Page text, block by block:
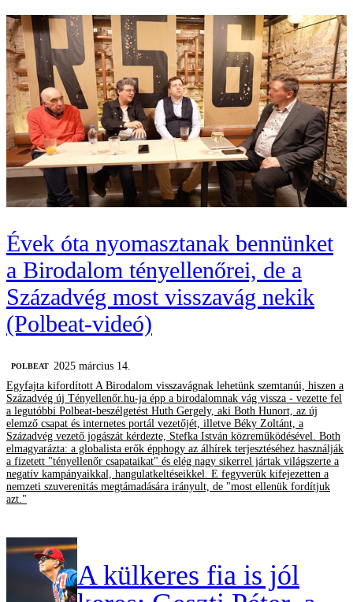
Évek óta nyomasztanak bennünket
a Birodalom tényellenőrei, de a
Századvég most visszavág nekik
(Polbeat-videó)
‎POLBEAT
2025 március 14.
Egyfajta kifordított A Birodalom visszavágnak lehetünk szemtanúi, hiszen a
Századvég új Tényellenőr.hu-ja épp a birodalomnak vág vissza - vezette fel
a legutóbbi Polbeat-beszélgetést Huth Gergely, aki Both Hunort, az új
elemző csapat és internetes portál vezetőjét, illetve Béky Zoltánt, a
Századvég vezető jogászát kérdezte, Stefka István közreműködésével. Both
elmagyarázta: a globalista erők épphogy az álhírek terjesztéséhez használják
a fizetett "tényellenőr csapataikat" és elég nagy sikerrel jártak világszerte a
negatív kampányaikkal, hangulatkeltéseikkel. E fegyverük kifejezetten a
nemzeti szuverenitás megtámadására irányult, de "most ellenük fordítjuk
azt."
A külkeres fia is jól